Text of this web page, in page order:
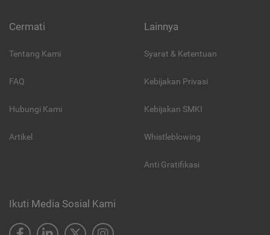
Cermati
Tentang Kami
FAQ
Hubungi Kami
Artikel
Lainnya
Syarat & Ketentuan
Kebijakan Privasi
Kebijakan SMKI
Whistleblowing
Anti Gratifikasi
Ikuti Media Sosial Kami